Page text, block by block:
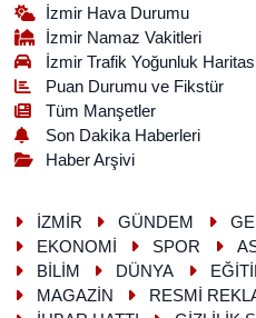
İzmir Hava Durumu
İzmir Namaz Vakitleri
İzmir Trafik Yoğunluk
Puan Durumu ve Fikstür
Tüm Manşetler
Son Dakika Haberleri
Haber Arşivi
İZMİR GÜNDEM
EKONOMİ
SPOR
BİLİM
DÜNYA
MAGAZİN
RESMİ